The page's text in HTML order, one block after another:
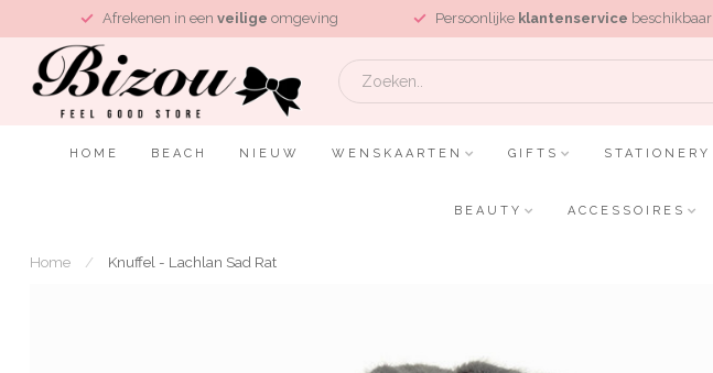
Afrekenen in een veilige omgeving Persoonlijke klantenservice beschikbaar
HOME BEACH NIEUW WENSKAARTEN GIFTS STATIONERY
BEAUTY ACCESSOIRES
Home / Knuffel - Lachlan Sad Rat